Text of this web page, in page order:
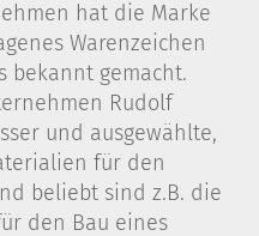
hat die Marke
Warenzeichen
bekannt gemacht.
Rudolf
und ausgewählte,
für den
beliebt sind z.B. die
den Bau eines